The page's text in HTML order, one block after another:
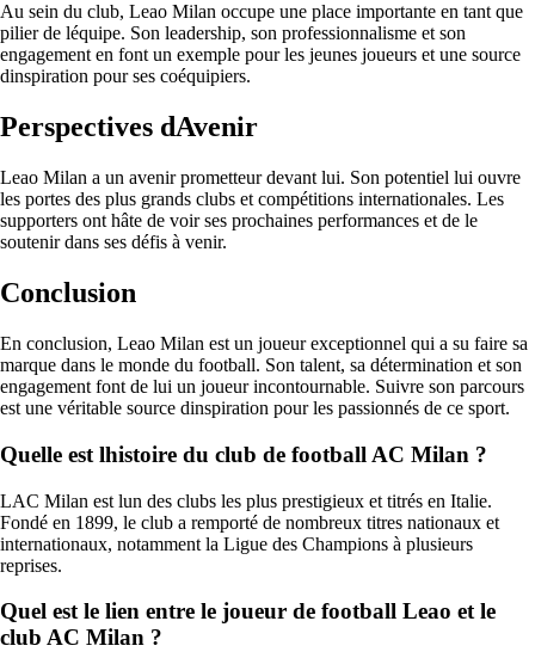
Au sein du club, Leao Milan occupe une place importante en tant que
pilier de léquipe. Son leadership, son professionnalisme et son
engagement en font un exemple pour les jeunes joueurs et une source
dinspiration pour ses coéquipiers.
Perspectives dAvenir
Leao Milan a un avenir prometteur devant lui. Son potentiel lui ouvre
les portes des plus grands clubs et compétitions internationales. Les
supporters ont hâte de voir ses prochaines performances et de le
soutenir dans ses défis à venir.
Conclusion
En conclusion, Leao Milan est un joueur exceptionnel qui a su faire sa
marque dans le monde du football. Son talent, sa détermination et son
engagement font de lui un joueur incontournable. Suivre son parcours
est une véritable source dinspiration pour les passionnés de ce sport.
Quelle est lhistoire du club de football AC Milan ?
LAC Milan est lun des clubs les plus prestigieux et titrés en Italie.
Fondé en 1899, le club a remporté de nombreux titres nationaux et
internationaux, notamment la Ligue des Champions à plusieurs
reprises.
Quel est le lien entre le joueur de football Leao et le
club AC Milan ?